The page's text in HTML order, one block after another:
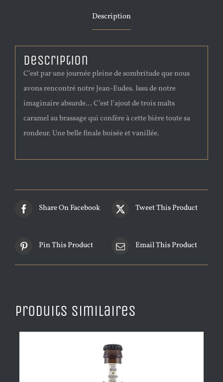
Description
Description
C’est par une journée pleine de sombritude que nous
avons rencontré notre Jean-Eudes. Issu de notre
imaginaire absurde… C’est l’ajout de trois malts
caramel au brassage qui confère à cette bière toute sa
rondeur. Une belle finale boisée et vanillée.
Share On Facebook Tweet This Product
Pin This Product Email This Product
Produits similaires